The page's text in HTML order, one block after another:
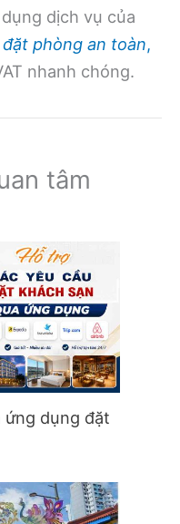
dịch vụ của
phòng an toàn,
nhanh chóng.
tâm
dụng đặt